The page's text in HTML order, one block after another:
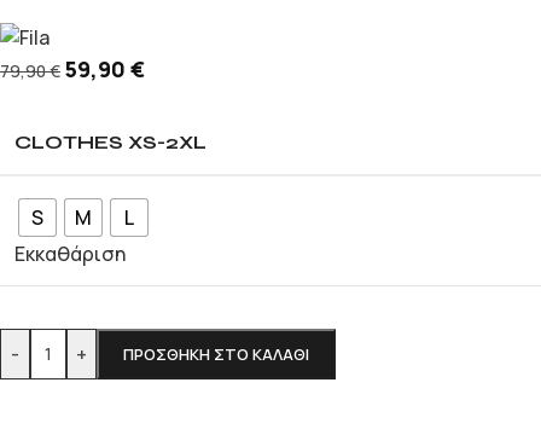
79,90€ 59,90 €
CLOTHES XS-2XL
S M
L
Εκκαθάριση
- + ΠΡΟΣΘΉΚΗ ΣΤΟ ΚΑΛΆΘΙ